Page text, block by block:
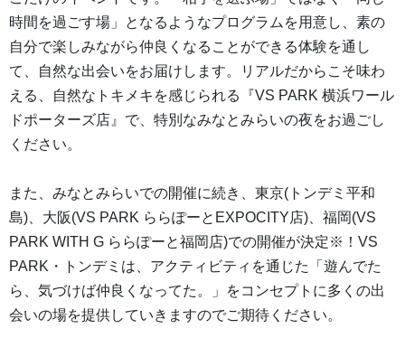
時間を過ごす場」となるようなプログラムを用意し、素の
自分で楽しみながら仲良くなることができる体験を通し
て、自然な出会いをお届けします。リアルだからこそ味わ
える、自然なトキメキを感じられる『VS PARK 横浜ワール
ドポーターズ店』で、特別なみなとみらいの夜をお過ごし
ください。
また、みなとみらいでの開催に続き、東京(トンデミ平和
島)、大阪(VS PARK ららぽーとEXPOCITY店)、福岡(VS
PARK WITH G ららぽーと福岡店)での開催が決定※！VS
PARK・トンデミは、アクティビティを通じた「遊んでた
ら、気づけば仲良くなってた。」をコンセプトに多くの出
会いの場を提供していきますのでご期待ください。